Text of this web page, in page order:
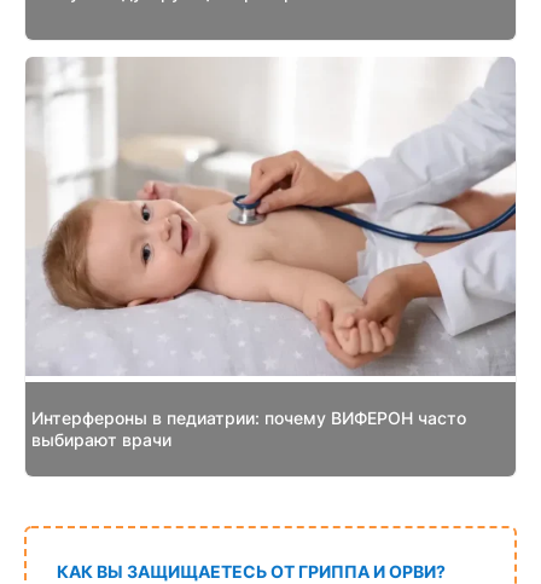
Интерфероны в педиатрии: почему ВИФЕРОН часто
выбирают врачи
КАК ВЫ ЗАЩИЩАЕТЕСЬ ОТ ГРИППА И ОРВИ?